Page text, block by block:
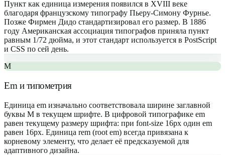
Пункт как единица измерения появился в XVIII веке
благодаря французскому типографу Пьеру-Симону Фурнье.
Позже Фирмен Дидо стандартизировал его размер. В 1886
году Американская ассоциация типографов приняла пункт
равным 1/72 дюйма, и этот стандарт используется в PostScript
и CSS по сей день.
M
Em и типометрия
Единица em изначально соответствовала ширине заглавной
буквы M в текущем шрифте. В цифровой типографике em
равен текущему размеру шрифта: при font-size 16px один em
равен 16px. Единица rem (root em) всегда привязана к
корневому элементу, что делает её предсказуемой для
адаптивного дизайна.